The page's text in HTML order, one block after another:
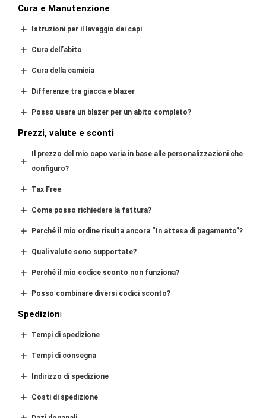
Cura e Manutenzione
Istruzioni per il lavaggio dei capi
Cura dell’abito
Cura della camicia
Differenze tra giacca e blazer
Posso usare un blazer per un abito completo?
Prezzi, valute e sconti
Il prezzo del mio capo varia in base all e personalizzazioni che
configuro?
Tax Free
Come posso richiedere la fattura?
Perché il mio ordine risulta ancora “In attesa di pagamento”?
Quali valute sono supportate?
Perché il mio codice sconto non funziona?
Posso combinare diversi codici sconto?
Spedizioni
Tempi di spedizione
Tempi di consegna
Indirizzo di spedizione
Costi di spedizione